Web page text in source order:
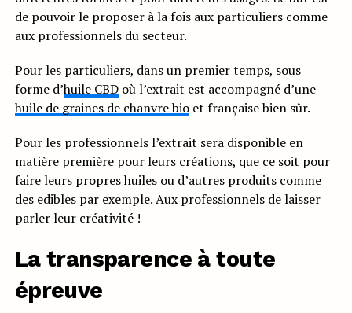
de pouvoir le proposer à la fois aux particuliers comme
aux professionnels du secteur.
Pour les particuliers, dans un premier temps, sous
forme d’huile CBDoù l’extrait est accompagné d’une
huile de graines de chanvre bioet française bien sûr.
Pour les professionnels l’extrait sera disponible en
matière première pour leurs créations, que ce soit pour
faire leurs propres huiles ou d’autres produits comme
des edibles par exemple. Aux professionnels de laisser
parler leur créativité !
La transparence à toute
épreuve